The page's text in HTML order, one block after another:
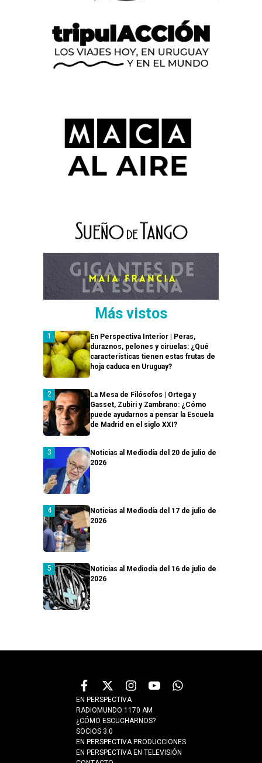
Más vistos
En Perspectiva Interior | Peras,
duraznos, pelones y ciruelas: ¿Qué
características tienen estas frutas de
hoja caduca en Uruguay?
La Mesa de Filósofos | Ortega y
Gasset, Zubiri y Zambrano: ¿Cómo
puede ayudarnos a pensar la Escuela
de Madrid en el siglo XXI?
Noticias al Mediodía del 20 de julio de
2026
Noticias al Mediodía del 17 de julio de
2026
Noticias al Mediodía del 16 de julio de
2026
EN PERSPECTIVA
RADIOMUNDO 1170 AM
¿CÓMO ESCUCHARNOS?
SOCIOS 3.0
EN PERSPECTIVA PRODUCCIONES
EN PERSPECTIVA EN TELEVISIÓN